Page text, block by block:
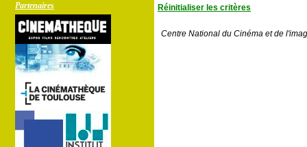
Partenaires
Réinitialiser les critères
Centre National du Cinéma et de